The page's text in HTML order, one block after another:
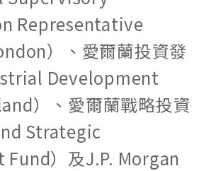
Representative
）、愛爾蘭投資發
Development
）、愛爾蘭戰略投資
Strategic
）及J.P. Morgan